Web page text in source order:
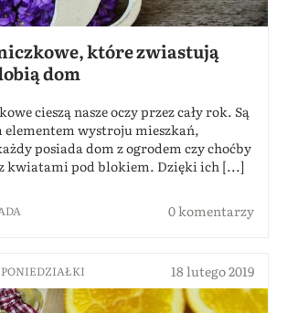
które zwiastują
dom
cieszą nasze oczy przez cały rok. Są
wystroju mieszkań,
posiada dom z ogrodem czy choćby
kwiatami pod blokiem. Dzięki ich [...]
0 komentarzy
18 lutego 2019